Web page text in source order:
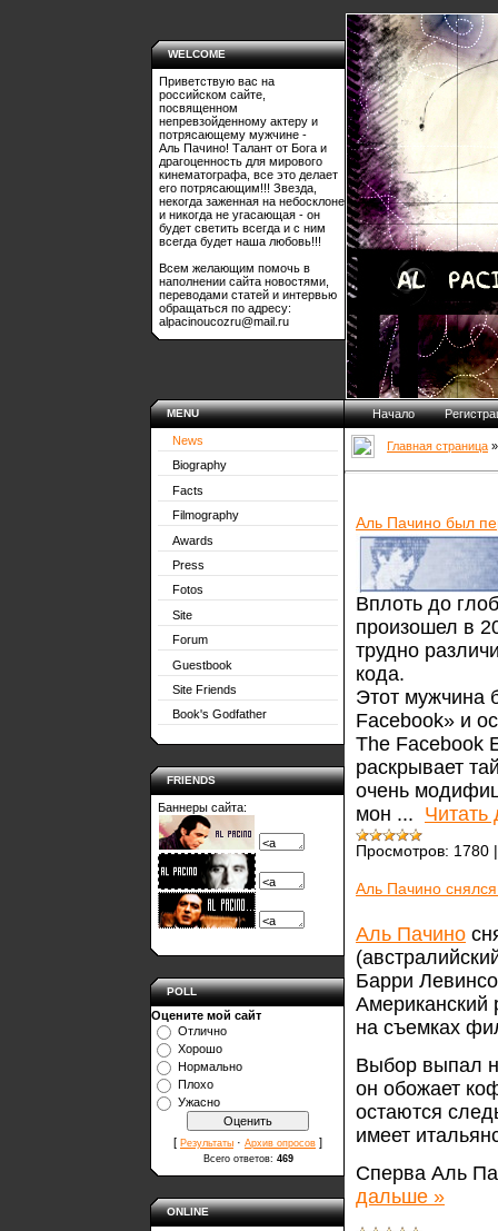
WELCOME
Приветствую вас на
российском сайте,
посвященном
непревзойденному актеру и
потрясающему мужчине -
Аль Пачино! Талант от Бога и
драгоценность для мирового
кинематографа, все это делает
его потрясающим!!! Звезда,
некогда заженная на небосклоне
и никогда не угасающая - он
будет светить всегда и с ним
всегда будет наша любовь!!!
Всем желающим помочь в
наполнении сайта новостями,
переводами статей и интервью
обращаться по адресу:
alpacinoucozru@mail.ru
MENU
News
Biography
Facts
Filmography
Awards
Press
Fotos
Site
Forum
Guestbook
Site Friends
Book's Godfather
FRIENDS
Баннеры сайта:
POLL
Оцените мой сайт
Отлично
Хорошо
Нормально
Плохо
Ужасно
[ Результаты · Архив опросов ]
Всего ответов: 469
ONLINE
Начало
Главная страница
Аль Пачино был
Вплоть до
произошел в
трудно
кода.
Этот мужчина
Facebook» и
The Facebook
раскрывает
очень
мон ... Читать
Просмотров: 1780
Аль Пачино
Аль Пачино
Барри
Американский
на съемках
Выбор выпал
он обожает
остаются
имеет
Сперва Аль
дальше »